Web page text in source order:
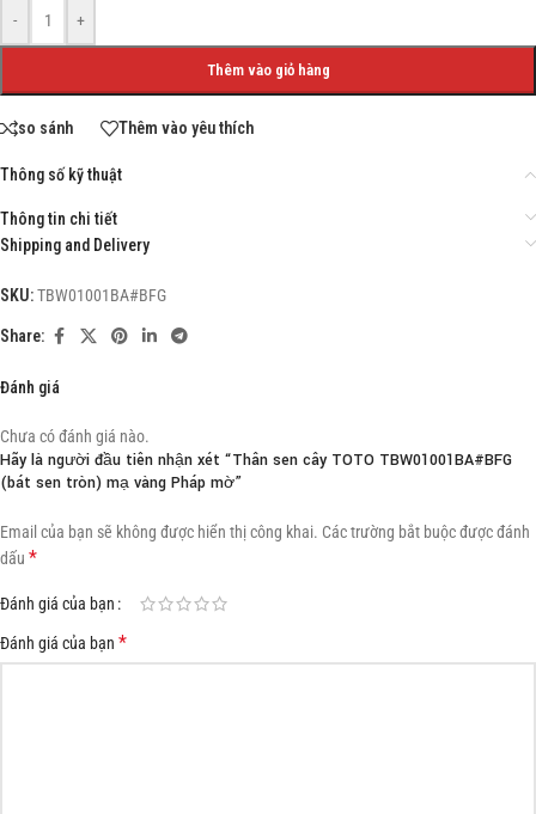
- +
Thêm vào giỏ hàng
so sánh Thêm vào yêu thích
Thông số kỹ thuật
Thông tin chi tiết
Shipping and Delivery
SKU:TBW01001BA#BFG
Share:
Đánh giá
Chưa có đánh giá nào.
Hãy là người đầu tiên nhận xét “Thân sen cây TOTO TBW01001BA#BFG
(bát sen tròn) mạ vàng Pháp mờ”
Email của bạn sẽ không được hiển thị công khai. Các trường bắt buộc được đánh
dấu *
Đánh giá của bạn
Đánh giá của bạn *